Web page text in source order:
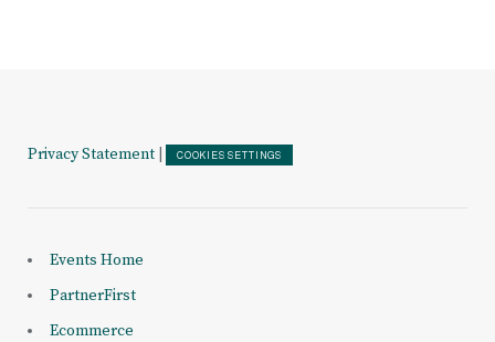
Privacy Statement COOKIES SETTINGS
Events Home
PartnerFirst
Ecommerce